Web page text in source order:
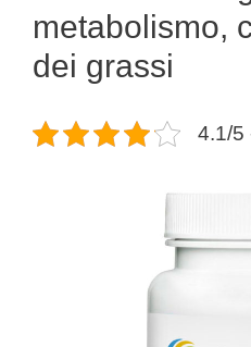
metabolismo,
dei grassi
4.1/5